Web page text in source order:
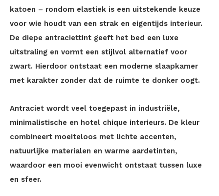
katoen – rondom elastiek is een uitstekende keuze
voor wie houdt van een strak en eigentijds interieur.
De diepe antraciettint geeft het bed een luxe
uitstraling en vormt een stijlvol alternatief voor
zwart. Hierdoor ontstaat een moderne slaapkamer
met karakter zonder dat de ruimte te donker oogt.
Antraciet wordt veel toegepast in industriële,
minimalistische en hotel chique interieurs. De kleur
combineert moeiteloos met lichte accenten,
natuurlijke materialen en warme aardetinten,
waardoor een mooi evenwicht ontstaat tussen luxe
en sfeer.